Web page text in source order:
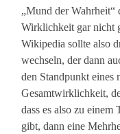
„Mund der Wahrheit“
Wirklichkeit gar nicht
Wikipedia sollte also
wechseln, der dann
den Standpunkt eines
Gesamtwirklichkeit,
dass es also zu einem
gibt, dann eine